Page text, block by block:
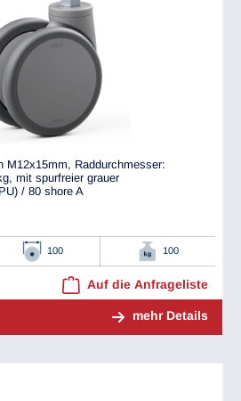
M12x15mm, Raddurchmesser:
mit spurfreier grauer
/ 80 shore A
100 100
Auf die Anfrageliste
mehr Details